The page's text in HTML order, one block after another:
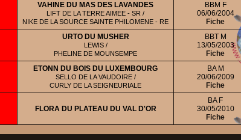
VAHINE DU MAS DES LAVANDES
LIFT DE LA TERRE AIMEE - SR /
NIKE DE LA SOURCE SAINTE PHILOMENE - RE
BBM F
06/06/2004
Fiche
URTO DU MUSHER
LEWIS /
PHELINE DE MOUNSEMPE
BBT M
13/05/2003
Fiche
ETONN DU BOIS DU LUXEMBOURG
SELLO DE LA VAUDOIRE /
CURLY DE LA SEIGNEURIALE
BA M
20/06/2009
Fiche
FLORA DU PLATEAU DU VAL D'OR
BA F
30/05/2010
Fiche